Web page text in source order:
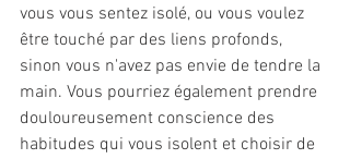
vous vous sentez isolé, ou vous voulez
être touché par des liens profonds,
sinon vous n'avez pas envie de tendre la
main. Vous pourriez également prendre
douloureusement conscience des
habitudes qui vous isolent et choisir de